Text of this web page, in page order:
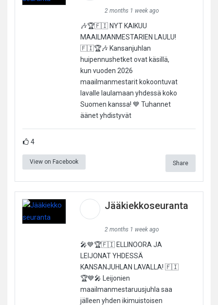
2 months 1 week ago
🎶🏆🇫🇮 NYT KAIKUU
MAAILMANMESTARIEN LAULU!
🇫🇮🏆🎶 Kansanjuhlan
huipennushetket ovat käsillä,
kun vuoden 2026
maailmanmestarit kokoontuvat
lavalle laulamaan yhdessä koko
Suomen kanssa! 💙 Tuhannet
äänet yhdistyvät
4
View on Facebook Share
Jääkiekkoseuranta
2 months 1 week ago
🎤💙🏆🇫🇮 ELLINOORA JA
LEIJONAT YHDESSÄ
KANSANJUHLAN LAVALLA! 🇫🇮
🏆💙🎤 Leijonien
maailmanmestaruusjuhla saa
jälleen yhden ikimuistoisen